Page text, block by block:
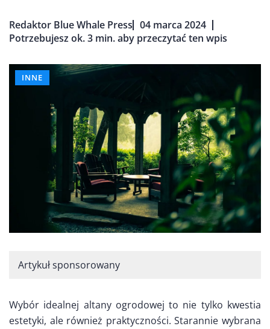
Redaktor Blue Whale Press 04 marca 2024
Potrzebujesz ok. 3 min. aby przeczytać ten wpis
INNE
Artykuł sponsorowany
Wybór idealnej altany ogrodowej to nie tylko kwestia
estetyki, ale również praktyczności. Starannie wybrana